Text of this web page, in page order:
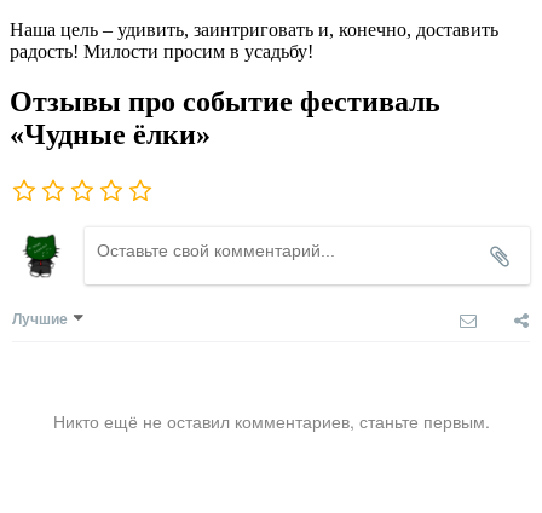
Наша цель – удивить, заинтриговать и, конечно, доставить
радость! Милости просим в усадьбу!
Отзывы про событие фестиваль
«Чудные ёлки»
Лучшие
Никто ещё не оставил комментариев, станьте первым.